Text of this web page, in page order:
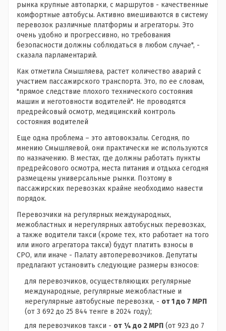
рынка крупные автопарки, с маршрутов - качественные
комфортные автобусы. Активно вмешиваются в систему
перевозок различные платформы и агрегаторы. Это
очень удобно и прогрессивно, но требования
безопасности должны соблюдаться в любом случае", -
сказала парламентарий.
Как отметила Смышляева, растет количество аварий с
участием пассажирского транспорта. Это, по ее словам,
"прямое следствие плохого технического состояния
машин и неготовности водителей". Не проводятся
предрейсовый осмотр, медицинский контроль
состояния водителей
Еще одна проблема – это автовокзалы. Сегодня, по
мнению Смышляевой, они практически не используются
по назначению. В местах, где должны работать пункты
предрейсового осмотра, места питания и отдыха сегодня
размещены универсальные рынки. Поэтому в
пассажирских перевозках крайне необходимо навести
порядок.
Перевозчики на регулярных международных,
межобластных и нерегулярных автобусных перевозках,
а также водители такси (кроме тех, кто работает на того
или иного агрегатора такси) будут платить взносы в
СРО, или иначе - Палату автоперевозчиков. Депутаты
предлагают установить следующие размеры взносов:
для перевозчиков, осуществляющих регулярные
международные, регулярные межобластные и
нерегулярные автобусные перевозки, - от 1 до 7 МРП
(от 3 692 до 25 844 тенге в 2024 году);
для перевозчиков такси - от ¼ до 2 МРП (от 923 до 7